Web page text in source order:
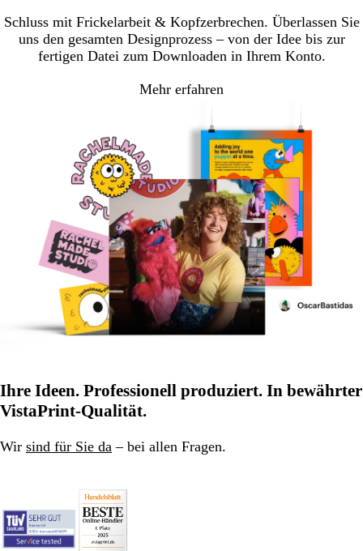
Schluss mit Frickelarbeit & Kopfzerbrechen. Überlassen Sie
uns den gesamten Designprozess – von der Idee bis zur
fertigen Datei zum Downloaden in Ihrem Konto.
Mehr erfahren
Ihre Ideen. Professionell produziert. In bewährter
VistaPrint-Qualität.
Wir sind für Sie da – bei allen Fragen.